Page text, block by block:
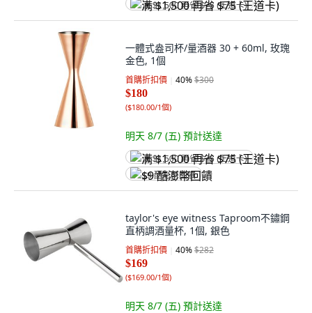
满 $1,500 再省 $75 (王道卡)
一體式盎司杯/量酒器 30 + 60ml, 玫瑰
金色, 1個
首購折扣價 40%$300
$180
($180.00/1個)
明天 8/7 (五) 預計送達
满 $1,500 再省 $75 (王道卡)
$9 酷澎幣回饋
taylor's eye witness Taproom不鏽鋼
直柄調酒量杯, 1個, 銀色
首購折扣價 40%$282
$169
($169.00/1個)
明天 8/7 (五) 預計送達